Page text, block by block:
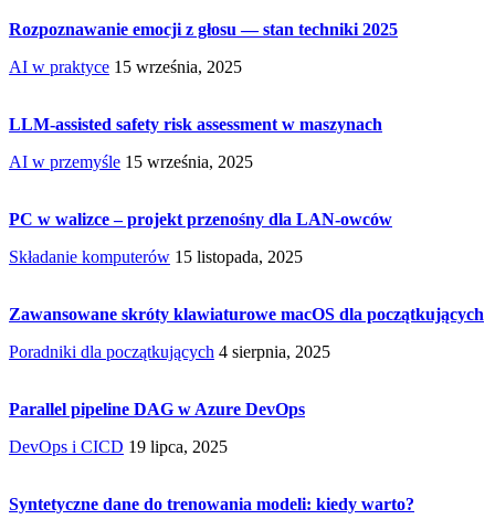
Rozpoznawanie emocji z głosu — stan techniki 2025
AI w praktyce 15 września, 2025
LLM-assisted safety risk assessment w maszynach
AI w przemyśle 15 września, 2025
PC w walizce – projekt przenośny dla LAN-owców
Składanie komputerów 15 listopada, 2025
Zawansowane skróty klawiaturowe macOS dla początkujących
Poradniki dla początkujących 4 sierpnia, 2025
Parallel pipeline DAG w Azure DevOps
DevOps i CICD 19 lipca, 2025
Syntetyczne dane do trenowania modeli: kiedy warto?